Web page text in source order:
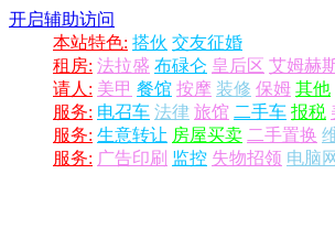
开启辅助访问
本站特色: 搭伙 交友征婚
租房: 法拉盛 布碌仑 皇后区 艾姆赫
请人: 美甲 餐馆 按摩 装修 保姆 其他
服务: 电召车 法律 旅馆 二手车 报税
服务: 生意转让 房屋买卖 二手置换
服务: 广告印刷 监控 失物招领 电脑